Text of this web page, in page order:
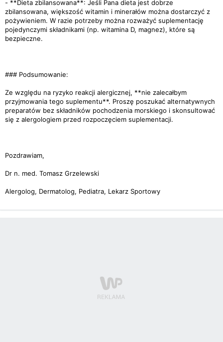
- **Dieta zbilansowana**: Jeśli Pana dieta jest dobrze
zbilansowana, większość witamin i minerałów można dostarczyć z
pożywieniem. W razie potrzeby można rozważyć suplementację
pojedynczymi składnikami (np. witamina D, magnez), które są
bezpieczne.
### Podsumowanie:
Ze względu na ryzyko reakcji alergicznej, **nie zalecałbym
przyjmowania tego suplementu**. Proszę poszukać alternatywnych
preparatów bez składników pochodzenia morskiego i skonsultować
się z alergologiem przed rozpoczęciem suplementacji.
Pozdrawiam,
Dr n. med. Tomasz Grzelewski
Alergolog, Dermatolog, Pediatra, Lekarz Sportowy